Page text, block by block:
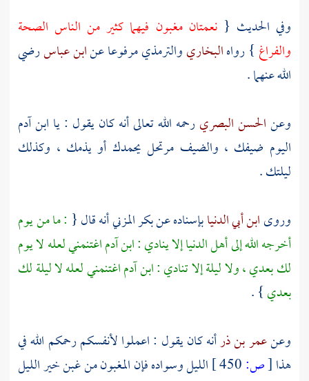
وفي الحديث {نعمتان مغبون فيهما كثير من الناس الصحة
والفراغ } رواهالبخاريوالترمذيمرفوعا عنابن عباسرضي
الله عنهما .
وعنالحسن البصريرحمه الله تعالى أنه كان يقول : يا ابنآدم
اليوم ضيفك ، والضيف مرتحل يحمدك أو يذمك ، وكذلك
ليلتك .
وروىابن أبي الدنيابإسناده عنبكر المزنيأنه قال { : ما من يوم
أخرجه الله إلى أهل الدنيا إلا ينادي : ابنآدماغتنمني لعله لا يوم
لك بعدي ، ولا ليلة إلا تنادي : ابنآدماغتنمني لعله لا ليلة لك
بعدي} .
وعنعمر بن ذرأنه كان يقول : اعملوا لأنفسكم رحمكم الله في
هذا[ص:
الليل وسواده فإن المغبون من غبن خير الليل